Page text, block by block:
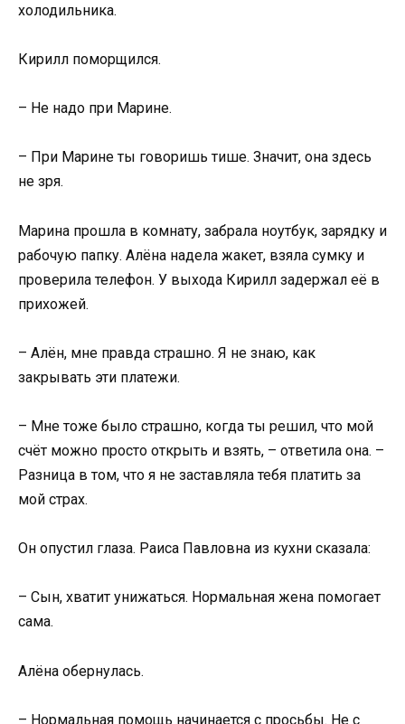
холодильника.
Кирилл поморщился.
– Не надо при Марине.
– При Марине ты говоришь тише. Значит, она здесь
не зря.
Марина прошла в комнату, забрала ноутбук, зарядку и
рабочую папку. Алёна надела жакет, взяла сумку и
проверила телефон. У выхода Кирилл задержал её в
прихожей.
– Алён, мне правда страшно. Я не знаю, как
закрывать эти платежи.
– Мне тоже было страшно, когда ты решил, что мой
счёт можно просто открыть и взять, – ответила она. –
Разница в том, что я не заставляла тебя платить за
мой страх.
Он опустил глаза. Раиса Павловна из кухни сказала:
– Сын, хватит унижаться. Нормальная жена помогает
сама.
Алёна обернулась.
– Нормальная помощь начинается с просьбы. Не с